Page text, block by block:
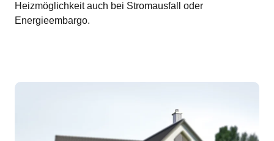
Heizmöglichkeit auch bei Stromausfall oder
Energieembargo.